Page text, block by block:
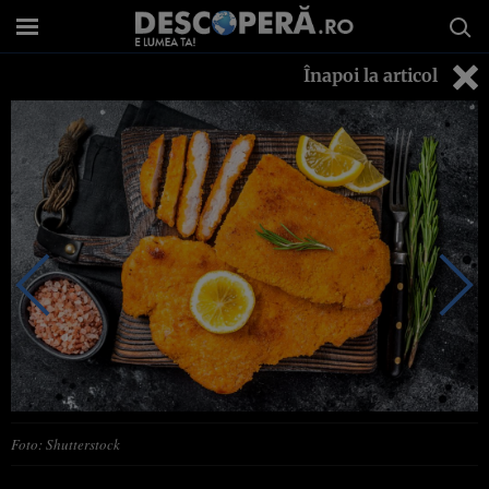
Înapoi la articol
Foto: Shutterstock